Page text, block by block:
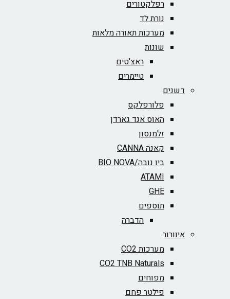
רפלקטורים
נורת לד
מערכות תאורה מלאות
שונות
ראצ'טים
טיימרים
דשנים
פלורפלקס
האוס אנד גארדן
זלמנסון
קאנה CANNA
ביו נובה/BIO NOVA‏
ATAMI
GHE
תוספים
הדברה
איוורור
מערכות CO2
CO2 TNB Naturals
מפוחים
פילטר פחם